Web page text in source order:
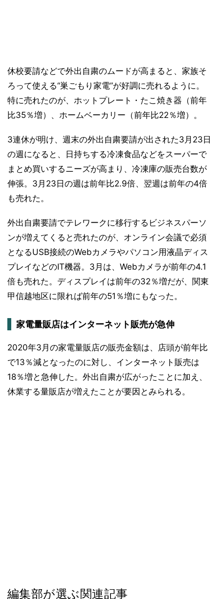
休校要請などで外出自粛のムードが高まると、家族そ
ろって使える“巣ごもり家電”が好調に売れるように。
特に売れたのが、ホットプレート・たこ焼き器（前年
比35％増）、ホームベーカリー（前年比22％増）。
3連休が明け、週末の外出自粛要請が出された3月23日
の週になると、日持ちする冷凍食品などをスーパーで
まとめ買いするニーズが高まり、冷凍庫の販売台数が
伸張。3月23日の週は前年比2.9倍、翌週は前年の4倍
も売れた。
外出自粛要請でテレワークに移行するビジネスパーソ
ンが増えてくると売れたのが、オンライン会議で必須
となるUSB接続のWebカメラやパソコン用液晶ディス
プレイなどのIT機器。3月は、Webカメラが前年の4.1
倍も売れた。ディスプレイは前年の32％増だが、関東
甲信越地区に限れば前年の51％増にもなった。
家電量販店はインターネット販売が急伸
2020年3月の家電量販店の販売金額は、店頭が前年比
で13％減となったのに対し、インターネット販売は
18％増と急伸した。外出自粛が広がったことに加え、
休業する量販店が増えたことが要因とみられる。
編集部が選ぶ関連記事